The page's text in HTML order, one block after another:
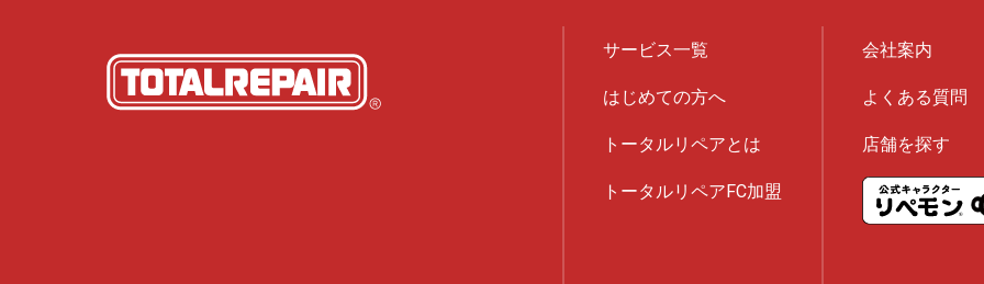
サービス一覧 会社案内
はじめての方へ よくある質問
トータルリペアとは 店舗を探す
トータルリペアFC加盟